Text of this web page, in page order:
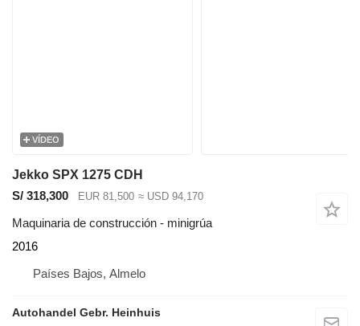
VÍDEO
Jekko SPX 1275 CDH
S/ 318,300
EUR 81,500 ≈ USD 94,170
Maquinaria de construcción - minigrúa
2016
Países Bajos, Almelo
Autohandel Gebr. Heinhuis